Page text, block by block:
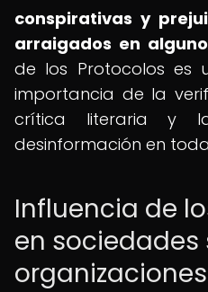
conspirativas y
arraigados en
de los Protocolos es
importancia de la
crítica literaria y
desinformación en
Influencia de
en sociedades
organizaciones